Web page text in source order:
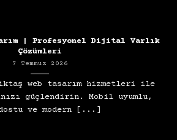
| Profesyonel Dijital Varlık
Çözümleri
7 Temmuz 2026
web tasarım hizmetleri ile
güçlendirin. Mobil uyumlu,
dostu ve modern [...]